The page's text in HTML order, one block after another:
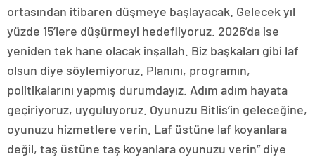
ortasından itibaren düşmeye başlayacak. Gelecek yıl
yüzde 15’lere düşürmeyi hedefliyoruz. 2026’da ise
yeniden tek hane olacak inşallah. Biz başkaları gibi laf
olsun diye söylemiyoruz. Planını, programın,
politikalarını yapmış durumdayız. Adım adım hayata
geçiriyoruz, uyguluyoruz. Oyunuzu Bitlis’in geleceğine,
oyunuzu hizmetlere verin. Laf üstüne laf koyanlara
değil, taş üstüne taş koyanlara oyunuzu verin” diye